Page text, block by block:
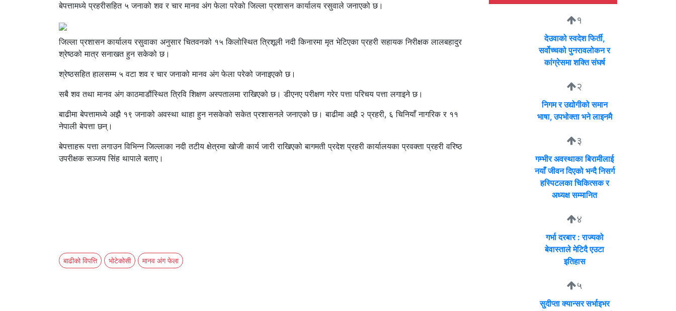
बेपत्तामध्ये प्रहरीसहित ५ जनाको शव र चार मानव अंग फेला परेको जिल्ला प्रशासन कार्यालय रसुवाले जनाएको छ।
जिल्ला प्रशासन कार्यालय रसुवाका अनुसार चितवनको १५ किलोस्थित त्रिशूली नदी किनारमा मृत भेटिएका प्रहरी सहायक निरीक्षक लालबहादुर
श्रेष्ठको मात्र सनाखत हुन सकेको छ।
श्रेष्ठसहित हालसम्म ५ वटा शव र चार जनाको मानव अंग फेला परेको जनाइएको छ।
सबै शव तथा मानव अंग काठमाडौंस्थित त्रिवि शिक्षण अस्पतालमा राखिएको छ। डीएनए परीक्षण गरेर पत्ता परिचय पत्ता लगाइने छ।
बाढीमा बेपत्तामध्ये अझै १९ जनाको अवस्था थाहा हुन नसकेको सकेत प्रशासनले जनाएको छ। बाढीमा अझै २ प्रहरी, ६ चिनियाँ नागरिक र ११
नेपाली बेपत्ता छन्।
बेपत्ताहरू पत्ता लगाउन विभिन्न जिल्लाका नदी तटीय क्षेत्रमा खोजी कार्य जारी राखिएको बागमती प्रदेश प्रहरी कार्यालयका प्रवक्ता प्रहरी वरिष्ठ
उपरीक्षक सञ्जय सिंह थापाले बताए।
बाढीको विपत्ति भाेटेकोसी मानव अंग फेला
१
देउवाको स्वदेश फिर्ती,
सर्वोच्चको पुनरावलोकन र
कांग्रेसमा शक्ति संघर्ष
२
निगम र उद्योगीको समान
भाषा, उपभोक्ता भने लाइनमै
३
गम्भीर अवस्थाका बिरामीलाई
नयाँ जीवन दिएको भन्दै निसर्ग
हस्पिटलका चिकित्सक र
अध्यक्ष सम्मानित
४
गर्भा दरबार : राज्यको
बेवास्ताले मेटिदै एउटा
इतिहास
५
सुदीप्ता क्यान्सर सर्भाइभर